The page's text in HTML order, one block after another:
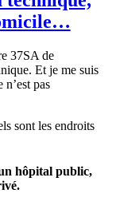
37SA de
Et je me suis
pas
sont les endroits
hôpital public,